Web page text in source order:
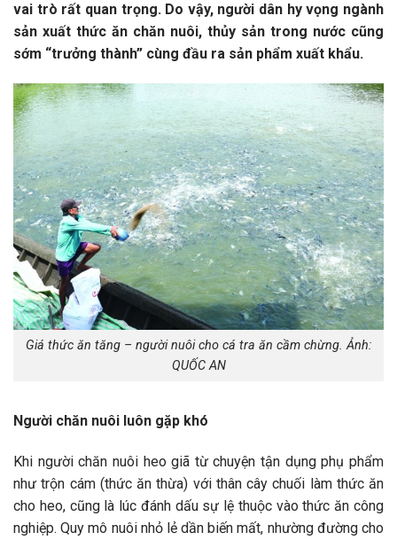
vai trò rất quan trọng. Do vậy, người dân hy vọng ngành
sản xuất thức ăn chăn nuôi, thủy sản trong nước cũng
sớm “trưởng thành” cùng đầu ra sản phẩm xuất khẩu.
Giá thức ăn tăng – người nuôi cho cá tra ăn cầm chừng. Ảnh:
QUỐC AN
Người chăn nuôi luôn gặp khó
Khi người chăn nuôi heo giã từ chuyện tận dụng phụ phẩm
như trộn cám (thức ăn thừa) với thân cây chuối làm thức ăn
cho heo, cũng là lúc đánh dấu sự lệ thuộc vào thức ăn công
nghiệp. Quy mô nuôi nhỏ lẻ dần biến mất, nhường đường cho